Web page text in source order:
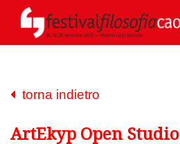
torna indietro
ArtEkyp Open Studio